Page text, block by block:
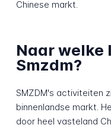
Chinese markt.
Naar welke
Smzdm?
SMZDM's activiteiten
binnenlandse markt.
door heel vasteland